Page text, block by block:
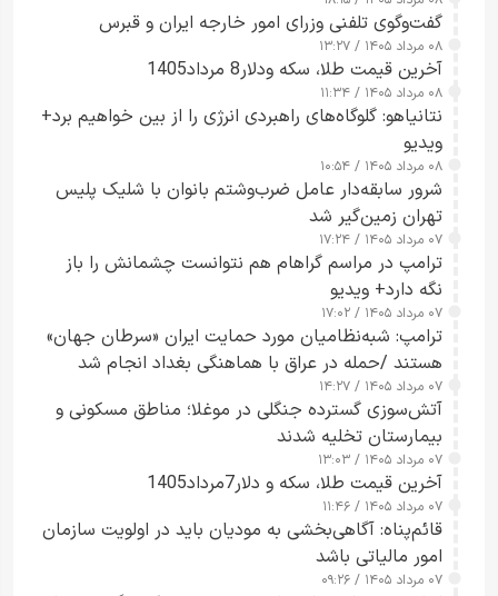
گفت‌وگوی تلفنی وزرای امور خارجه ایران و قبرس
۰۸ مرداد ۱۴۰۵ / ۱۳:۲۷
آخرین قیمت طلا، سکه ودلار8 مرداد1405
۰۸ مرداد ۱۴۰۵ / ۱۱:۳۴
نتانیاهو: گلوگاه‌های راهبردی انرژی را از بین خواهیم برد+
ویدیو
۰۸ مرداد ۱۴۰۵ / ۱۰:۵۴
شرور سابقه‌دار عامل ضرب‌وشتم بانوان با شلیک پلیس
تهران زمین‌گیر شد
۰۷ مرداد ۱۴۰۵ / ۱۷:۲۴
ترامپ در مراسم گراهام هم نتوانست چشمانش را باز
نگه دارد+ ویدیو
۰۷ مرداد ۱۴۰۵ / ۱۷:۰۲
ترامپ: شبه‌نظامیان مورد حمایت ایران «سرطان جهان»
هستند /حمله در عراق با هماهنگی بغداد انجام شد
۰۷ مرداد ۱۴۰۵ / ۱۴:۲۷
آتش‌سوزی گسترده جنگلی در موغلا؛ مناطق مسکونی و
بیمارستان تخلیه شدند
۰۷ مرداد ۱۴۰۵ / ۱۳:۰۳
آخرین قیمت طلا، سکه و دلار7مرداد1405
۰۷ مرداد ۱۴۰۵ / ۱۱:۴۶
قائم‌پناه: آگاهی‌بخشی به مودیان باید در اولویت سازمان
امور مالیاتی باشد
۰۷ مرداد ۱۴۰۵ / ۰۹:۲۶